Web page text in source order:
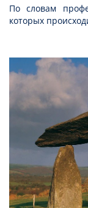
По словам
которых